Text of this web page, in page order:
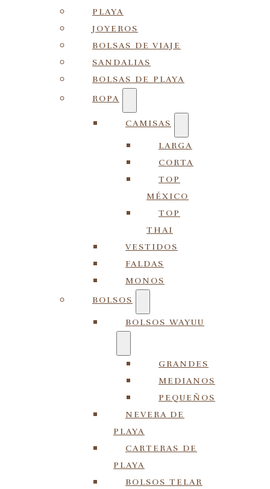
PLAYA
JOYEROS
BOLSAS DE VIAJE
SANDALIAS
BOLSAS DE PLAYA
ROPA
CAMISAS
LARGA
CORTA
TOP
MÉXICO
TOP
THAI
VESTIDOS
FALDAS
MONOS
BOLSOS
BOLSOS WAYUU
GRANDES
MEDIANOS
PEQUEÑOS
NEVERA DE
PLAYA
CARTERAS DE
PLAYA
BOLSOS TELAR